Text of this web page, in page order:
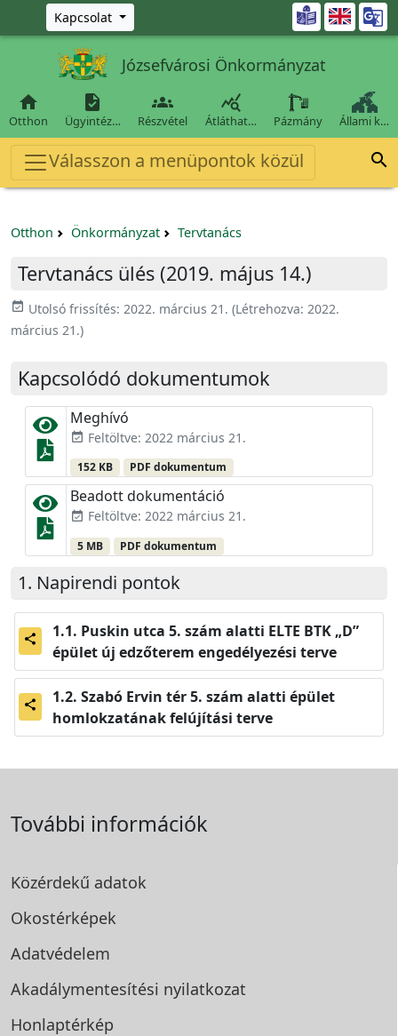
Ugrás a fő tartalomra
Kapcsolat 
Józsefvárosi Önkormányzat

Otthon

Ügyintéz…

Részvétel

Átláthat… Pázmány Állami k…
Válasszon a menüpontok közül 
Otthon Önkormányzat Tervtanács
Tervtanács ülés (2019. május 14.)
event_available Utolsó frissítés: 2022. március 21. (Létrehozva: 2022.
március 21.)
Kapcsolódó dokumentumok
Meghívó
event_available Feltöltve: 2022 március 21.
152 KB PDF dokumentum
Beadott dokumentáció
event_available Feltöltve: 2022 március 21.
5 MB PDF dokumentum
Napirendi pontok
share
Puskin utca 5. szám alatti ELTE BTK „D”
épület új edzőterem engedélyezési terve
share
Szabó Ervin tér 5. szám alatti épület
homlokzatának felújítási terve
További információk
Közérdekű adatok
Okostérképek
Adatvédelem
Akadálymentesítési nyilatkozat
Honlaptérkép